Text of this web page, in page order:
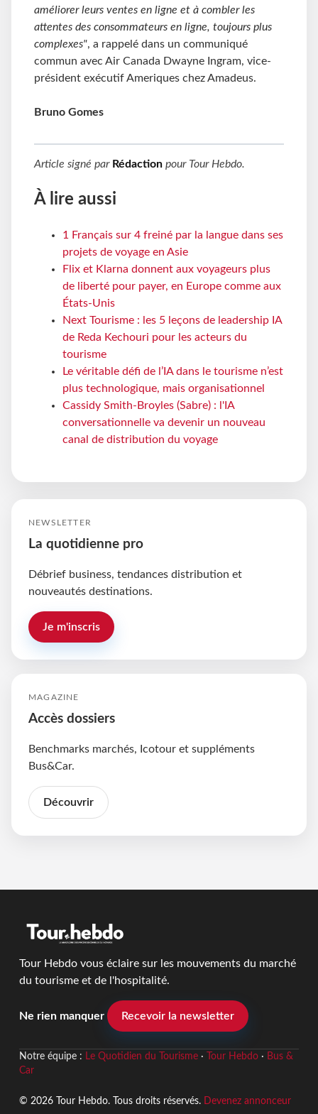
améliorer leurs ventes en ligne et à combler les
attentes des consommateurs en ligne, toujours plus
complexes", a rappelé dans un communiqué
commun avec Air Canada Dwayne Ingram, vice-
président exécutif Ameriques chez Amadeus.
Bruno Gomes
Article signé par Rédaction pour Tour Hebdo.
À lire aussi
1 Français sur 4 freiné par la langue dans ses
projets de voyage en Asie
Flix et Klarna donnent aux voyageurs plus
de liberté pour payer, en Europe comme aux
États-Unis
Next Tourisme : les 5 leçons de leadership IA
de Reda Kechouri pour les acteurs du
tourisme
Le véritable défi de l’IA dans le tourisme n’est
plus technologique, mais organisationnel
Cassidy Smith-Broyles (Sabre) : l'IA
conversationnelle va devenir un nouveau
canal de distribution du voyage
NEWSLETTER
La quotidienne pro
Débrief business, tendances distribution et
nouveautés destinations.
Je m'inscris
MAGAZINE
Accès dossiers
Benchmarks marchés, Icotour et suppléments
Bus&Car.
Découvrir
Tour Hebdo vous éclaire sur les mouvements du marché
du tourisme et de l'hospitalité.
Ne rien manquer Recevoir la newsletter
Notre équipe : Le Quotidien du Tourisme· Tour Hebdo· Bus &
Car
© 2026 Tour Hebdo. Tous droits réservés. Devenez annonceur